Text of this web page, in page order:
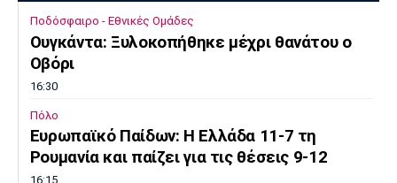
Ποδόσφαιρο - Εθνικές Ομάδες
Ουγκάντα: Ξυλοκοπήθηκε μέχρι θανάτου ο
Οβόρι
16:30
Πόλο
Ευρωπαϊκό Παίδων: Η Ελλάδα 11-7 τη
Ρουμανία και παίζει για τις θέσεις 9-12
16:15